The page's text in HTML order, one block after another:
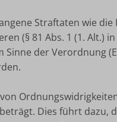
Straftaten wie
(§ 81 Abs. 1 (1. Alt.)
Sinne der Verordnung
Dies führt